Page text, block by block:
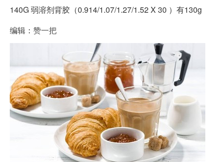
140G 弱溶剂背胶（0.914/1.07/1.27/1.52 X 30 ）有130g
编辑： 赞一把